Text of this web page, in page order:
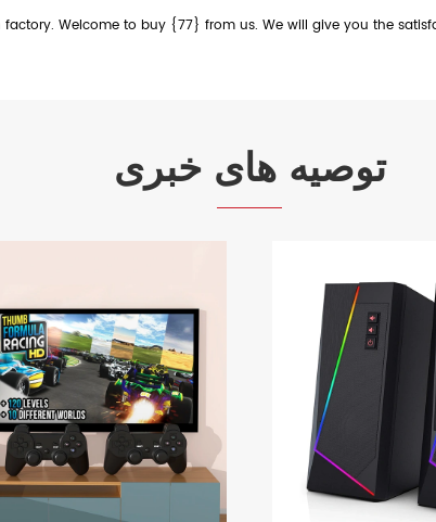
Welcome to buy {77} from us. We will give you the
توصیه های خبری